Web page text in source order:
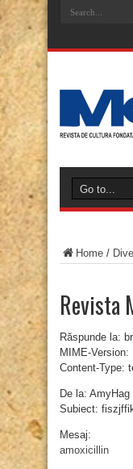
Home /
Revista
Răspunde la:
MIME-Version:
Content-Type:
De la: AmyHag
Subiect:
Mesaj:
amoxicillin